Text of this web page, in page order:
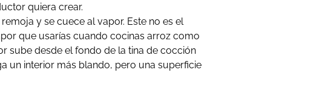
quiera crear.
y se cuece al vapor. Este no es el
que usarías cuando cocinas arroz como
sube desde el fondo de la tina de cocción
un interior más blando, pero una superficie